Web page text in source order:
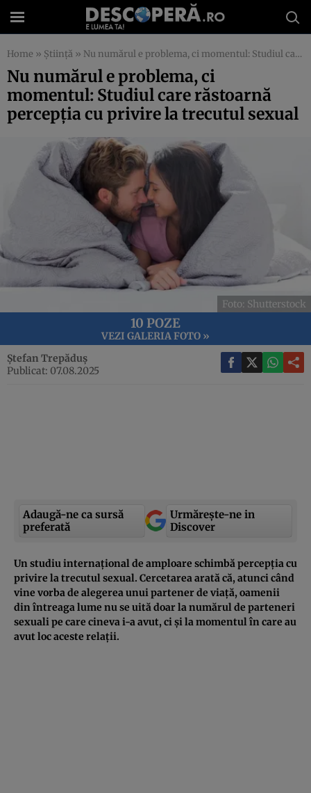
Home » Știință » Nu numărul e problema, ci momentul: Studiul care răstoarnă percepția cu privire la trecutul sexual
Nu numărul e problema, ci
momentul: Studiul care răstoarnă
percepția cu privire la trecutul sexual
Foto: Shutterstock
10 POZE
VEZI GALERIA FOTO »
Ștefan Trepăduș
Publicat: 07.08.2025
Adaugă-ne ca sursă
preferată
Urmărește-ne in
Discover
Un studiu internațional de amploare schimbă percepția cu
privire la trecutul sexual. Cercetarea arată că, atunci când
vine vorba de alegerea unui partener de viață, oamenii
din întreaga lume nu se uită doar la numărul de parteneri
sexuali pe care cineva i-a avut, ci și la momentul în care au
avut loc aceste relații.